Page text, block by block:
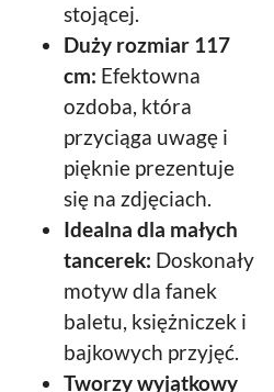
stojącej.
Duży rozmiar 117
cm: Efektowna
ozdoba, która
przyciąga uwagę i
pięknie prezentuje
się na zdjęciach.
Idealna dla małych
tancerek: Doskonały
motyw dla fanek
baletu, księżniczek i
bajkowych przyjęć.
Tworzy wyjątkowy